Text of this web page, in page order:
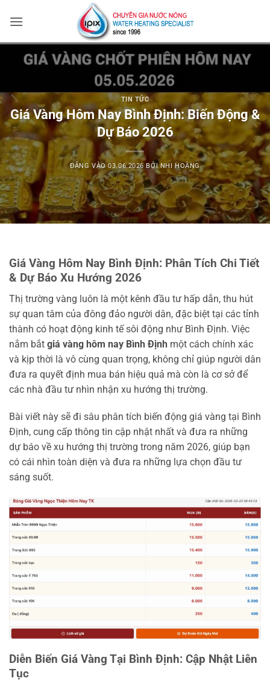
qua
TIN TỨC
Giá Vàng Hôm Nay Bình Định: Biến Động &
Dự Báo 2026
ĐĂNG VÀO03.06.2026 BỞI NHI HOÀNG
Giá Vàng Hôm Nay Bình Định: Phân Tích Chi Tiết
& Dự Báo Xu Hướng 2026
Thị trường vàng luôn là một kênh đầu tư hấp dẫn, thu hút
sự quan tâm của đông đảo người dân, đặc biệt tại các tỉnh
thành có hoạt động kinh tế sôi động như Bình Định. Việc
nắm bắt giá vàng hôm nay Bình Định một cách chính xác
và kịp thời là vô cùng quan trọng, không chỉ giúp người dân
đưa ra quyết định mua bán hiệu quả mà còn là cơ sở để
các nhà đầu tư nhìn nhận xu hướng thị trường.
Bài viết này sẽ đi sâu phân tích biến động giá vàng tại Bình
Định, cung cấp thông tin cập nhật nhất và đưa ra những
dự báo về xu hướng thị trường trong năm 2026, giúp bạn
có cái nhìn toàn diện và đưa ra những lựa chọn đầu tư
sáng suốt.
Diễn Biến Giá Vàng Tại Bình Định: Cập Nhật Liên
Tục